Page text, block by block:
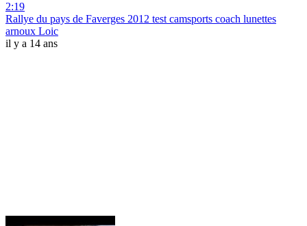
2:19
Rallye du pays de Faverges 2012 test camsports coach lunettes
arnoux Loic
il y a 14 ans